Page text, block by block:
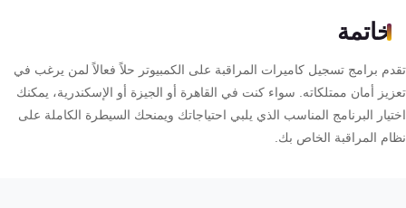
خاتمة
برامج تسجيل كاميرات المراقبة على الكمبيوتر حلاً فعالاً لمن يرغب في
أمان ممتلكاته. سواء كنت في القاهرة أو الجيزة أو الإسكندرية، يمكنك
البرنامج المناسب الذي يلبي احتياجاتك ويمنحك السيطرة الكاملة على
المراقبة الخاص بك.